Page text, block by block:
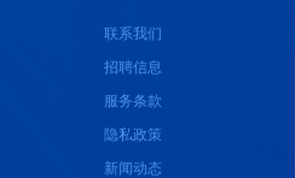
联系我们
招聘信息
服务条款
隐私政策
新闻动态